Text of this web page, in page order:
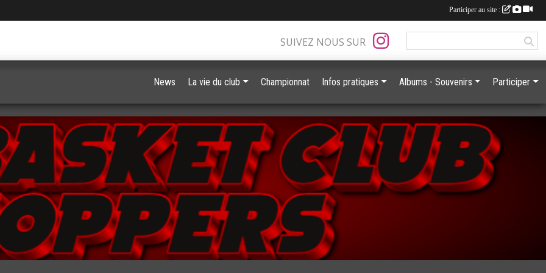
SUIVEZ NOUS SUR
News La vie du club Championnat Infos pratiques Albums - Souvenirs Participer
Participer au site :